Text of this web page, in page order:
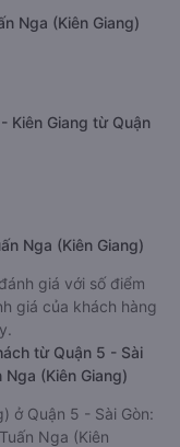
Nga (Kiên Giang)
Kiên Giang từ Quận
Nga (Kiên Giang)
giá với số điểm
giá của khách hàng
từ Quận 5 - Sài
Nga (Kiên Giang)
ở Quận 5 - Sài Gòn:
Nga (Kiên